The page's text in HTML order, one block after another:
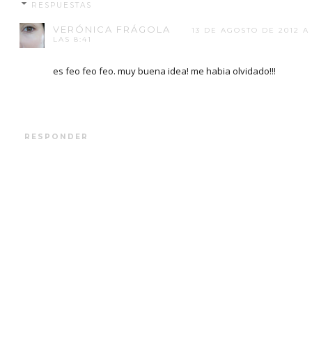
RESPUESTAS
VERÓNICA FRÁGOLA
13 DE AGOSTO DE 2012 A
LAS 8:41
es feo feo feo. muy buena idea! me habia olvidado!!!
RESPONDER